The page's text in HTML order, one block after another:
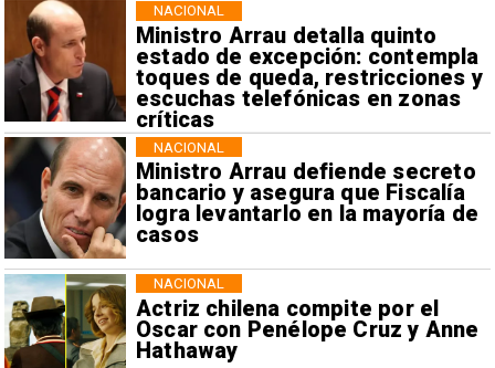
Ministro Arrau detalla quinto
estado de excepción: contempla
toques de queda, restricciones y
escuchas telefónicas en zonas
críticas
NACIONAL
Ministro Arrau defiende secreto
bancario y asegura que Fiscalía
logra levantarlo en la mayoría de
casos
NACIONAL
Actriz chilena compite por el
Oscar con Penélope Cruz y Anne
Hathaway
NACIONAL